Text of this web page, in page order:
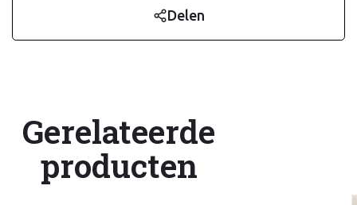
Delen
Gerelateerde
producten